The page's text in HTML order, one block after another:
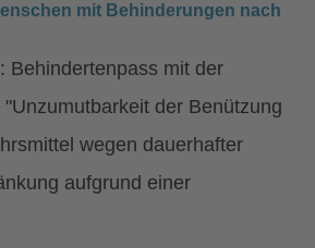
mit Behinderungen nach
Behindertenpass mit der
der Benützung
wegen dauerhafter
aufgrund einer